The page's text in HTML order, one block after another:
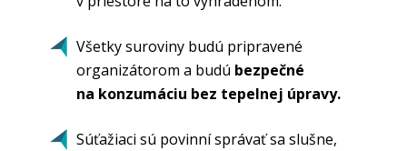
Všetky suroviny budú pripravené
organizátorom a budú bezpečné
na konzumáciu bez tepelnej úpravy.
Súťažiaci sú povinní správať sa slušne,